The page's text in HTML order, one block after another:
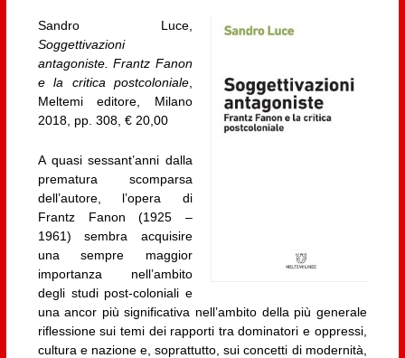
Sandro Luce,
Soggettivazioni
antagoniste. Frantz Fanon
e la critica postcoloniale,
Meltemi editore, Milano
2018, pp. 308, € 20,00
A quasi sessant’anni dalla
prematura scomparsa
dell’autore, l’opera di
Frantz Fanon (1925 –
1961) sembra acquisire
una sempre maggior
importanza nell’ambito
degli studi post-coloniali e
una ancor più significativa nell’ambito della più generale
riflessione sui temi dei rapporti tra dominatori e oppressi,
cultura e nazione e, soprattutto, sui concetti di modernità,